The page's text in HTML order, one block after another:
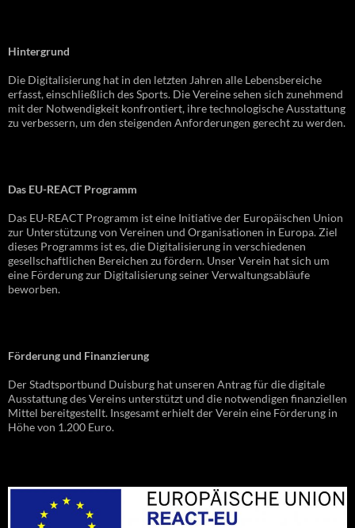
Hintergrund
Die Digitalisierung hat in den letzten Jahren alle Lebensbereiche
erfasst, einschließlich des Sports. Die Vereine sehen sich zunehmend
mit der Notwendigkeit konfrontiert, ihre technologische Ausstattung
zu verbessern, um den steigenden Anforderungen gerecht zu werden.
Das EU-REACT Programm
Das EU-REACT Programm ist eine Initiative der Europäischen Union
zur Unterstützung von Vereinen und Organisationen in Europa. Ziel
dieses Programms ist es, die Digitalisierung in verschiedenen
gesellschaftlichen Bereichen zu fördern. Unser Verein hat sich um
eine Förderung zur Digitalisierung seiner Verwaltungsabläufe
beworben.
Förderung und Finanzierung
Der Stadtsportbund Duisburg hat unseren Antrag für die digitale
Ausstattung des Vereins unterstützt und die notwendigen finanziellen
Mittel bereitgestellt. Insgesamt erhielt der Verein eine Förderung in
Höhe von 1.200 Euro.